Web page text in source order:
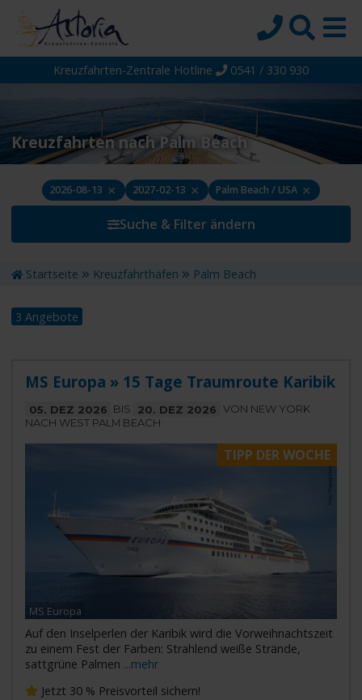
Startseite
Reiseziele
Themen
Reedereien
Suche
Kreuzfahrten-Zentrale Hotline 0541 / 330 930
Kreuzfahrten nach Palm Beach
Suche & Filter ändern
2026-08-13 × 2027-02-13 × Palm Beach / USA ×
Startseite Kreuzfahrthäfen Palm Beach
3 Angebote
MS Europa » 15 Tage Traumroute Karibik
05. DEZ 2026 BIS 20. DEZ 2026 VON NEW YORK
NACH WEST PALM BEACH
TIPP DER WOCHE
MS Europa
Auf den Inselperlen der Karibik wird die Vorweihnachtszeit
zu einem Fest der Farben: Strahlend weiße Strände,
sattgrüne Palmen ...mehr
Jetzt 30 % Preisvorteil sichern!